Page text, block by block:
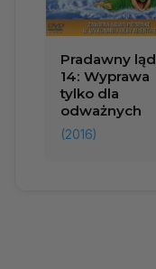
Pradawny ląd
14: Wyprawa
tylko dla
odważnych
(2016)